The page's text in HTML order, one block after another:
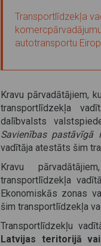
Transportlīdzekļa
autotransportu
Kravu pārvadātājiem,
transportlīdzekļa
dalībvalsts
Savienības pastāvīgā
vadītāja atestāts šim
Kravu
transportlīdzekļa
Ekonomiskās zonas
šim transportlīdzekļa
Transportlīdzekļu
Latvijas teritorijā